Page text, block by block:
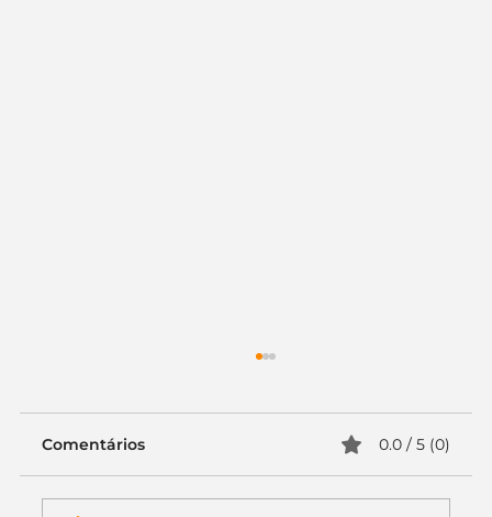
Comentários 0.0 / 5 (0)